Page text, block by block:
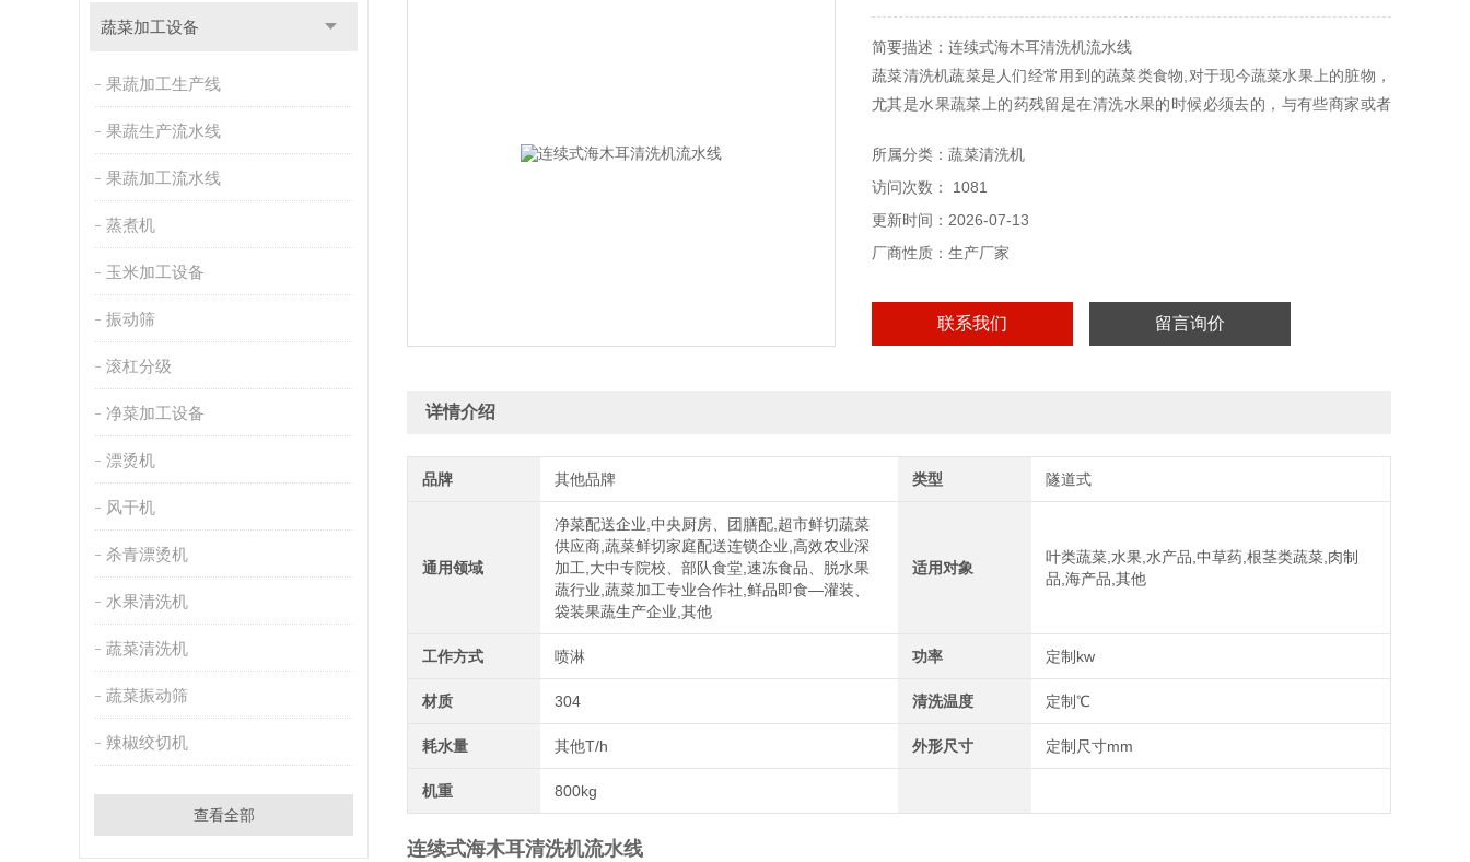
蔬菜加工设备
果蔬加工生产线
果蔬生产流水线
果蔬加工流水线
蒸煮机
玉米加工设备
振动筛
滚杠分级
净菜加工设备
漂烫机
风干机
杀青漂烫机
水果清洗机
蔬菜清洗机
蔬菜振动筛
辣椒绞切机
查看全部
简要描述：连续式海木耳清洗机流水线
蔬菜清洗机蔬菜是人们经常用到的蔬菜类食物,对于现今蔬菜水果上的脏物，
尤其是水果蔬菜上的药残留是在清洗水果的时候必须去的，与有些商家或者
比如家庭的使用，还有个人使用都用我们的双手去冲洗一下就可以了。
所属分类：蔬菜清洗机
访问次数： 1081
更新时间：2026-07-13
厂商性质：生产厂家
联系我们 留言询价
详情介绍
品牌 其他品牌 类型 隧道式
通用领域
净菜配送企业,中央厨房、团膳配,超市鲜切蔬菜
供应商,蔬菜鲜切家庭配送连锁企业,高效农业深
加工,大中专院校、部队食堂,速冻食品、脱水果
蔬行业,蔬菜加工专业合作社,鲜品即食—灌装、
袋装果蔬生产企业,其他
适用对象
叶类蔬菜,水果,水产品,中草药,根茎类蔬菜,肉制
品,海产品,其他
工作方式 喷淋 功率 定制kw
材质 304 清洗温度 定制℃
耗水量 其他T/h 外形尺寸 定制尺寸mm
机重 800kg
连续式海木耳清洗机流水线